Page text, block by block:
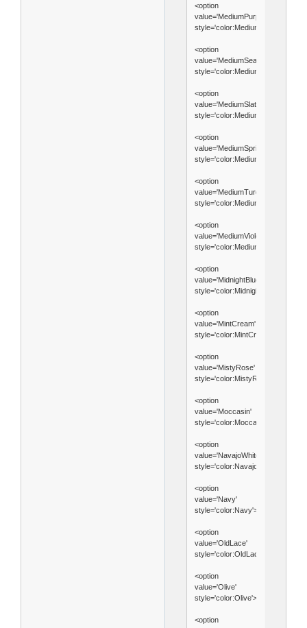
<option
value='MediumPurple'
<option
value='MediumSeaGreen'
<option
value='MediumSlateBlue'
<option
value='MediumSpringGreen'
<option
value='MediumTurquoise'
<option
value='MediumVioletRed'
<option
value='MidnightBlue'
<option
value='MintCream'
<option
value='MistyRose'
<option
value='Moccasin'
<option
value='NavajoWhite'
<option
value='Navy'
style='color:Navy'>Navy</option>
<option
value='OldLace'
style='color:OldLace'>OldLace</
<option
value='Olive'
style='color:Olive'>Olive</option>
<option